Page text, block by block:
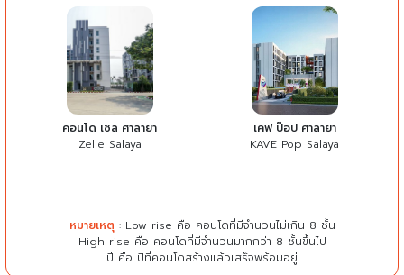
คอนโด เซล ศาลายา
Zelle Salaya
เคฟ ป๊อป ศาลายา
KAVE Pop Salaya
หมายเหตุ : Low rise คือ คอนโดที่มีจำนวนไม่เกิน 8 ชั้น
High rise คือ คอนโดที่มีจำนวนมากกว่า 8 ชั้นขึ้นไป
ปี คือ ปีที่คอนโดสร้างแล้วเสร็จพร้อมอยู่